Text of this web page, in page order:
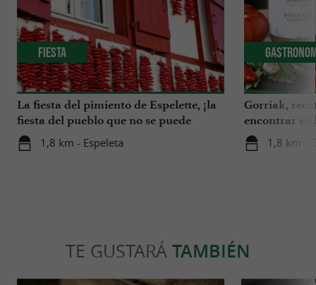
La fiesta del pimiento de Espelette, ¡la
fiesta del pueblo que no se puede
perder!
1,8 km - Espeleta
Fiesta
Gorriak,
encontrar en
disfrutar
1,8 km -
TE GUSTARÁ TAMBIÉN